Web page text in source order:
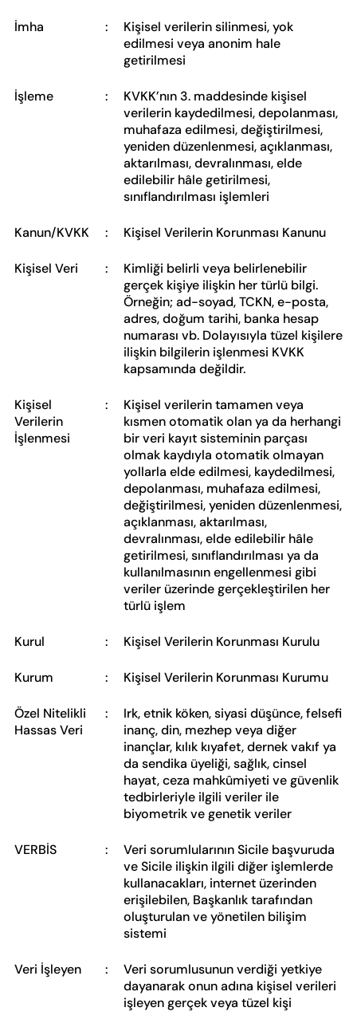
İmha :
Kişisel verilerin silinmesi, yok
edilmesi veya anonim hale
getirilmesi
İşleme :
KVKK’nın 3. maddesinde kişisel
verilerin kaydedilmesi, depolanması,
muhafaza edilmesi, değiştirilmesi,
yeniden düzenlenmesi, açıklanması,
aktarılması, devralınması, elde
edilebilir hâle getirilmesi,
sınıflandırılması işlemleri
Kanun/KVKK : Kişisel Verilerin Korunması Kanunu
Kişisel Veri :
Kimliği belirli veya belirlenebilir
gerçek kişiye ilişkin her türlü bilgi.
Örneğin; ad-soyad, TCKN, e-posta,
adres, doğum tarihi, banka hesap
numarası vb. Dolayısıyla tüzel kişilere
ilişkin bilgilerin işlenmesi KVKK
kapsamında değildir.
Kişisel
Verilerin
İşlenmesi
:
Kişisel verilerin tamamen veya
kısmen otomatik olan ya da herhangi
bir veri kayıt sisteminin parçası
olmak kaydıyla otomatik olmayan
yollarla elde edilmesi, kaydedilmesi,
depolanması, muhafaza edilmesi,
değiştirilmesi, yeniden düzenlenmesi,
açıklanması, aktarılması,
devralınması, elde edilebilir hâle
getirilmesi, sınıflandırılması ya da
kullanılmasının engellenmesi gibi
veriler üzerinde gerçekleştirilen her
türlü işlem
Kurul : Kişisel Verilerin Korunması Kurulu
Kurum : Kişisel Verilerin Korunması Kurumu
Özel Nitelikli
Hassas Veri
:
Irk, etnik köken, siyasi düşünce, felsefi
inanç, din, mezhep veya diğer
inançlar, kılık kıyafet, dernek vakıf ya
da sendika üyeliği, sağlık, cinsel
hayat, ceza mahkûmiyeti ve güvenlik
tedbirleriyle ilgili veriler ile
biyometrik ve genetik veriler
VERBİS :
Veri sorumlularının Sicile başvuruda
ve Sicile ilişkin ilgili diğer işlemlerde
kullanacakları, internet üzerinden
erişilebilen, Başkanlık tarafından
oluşturulan ve yönetilen bilişim
sistemi
Veri İşleyen :
Veri sorumlusunun verdiği yetkiye
dayanarak onun adına kişisel verileri
işleyen gerçek veya tüzel kişi